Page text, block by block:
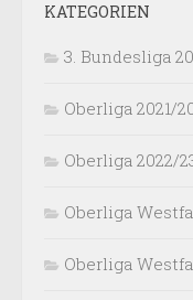
KATEGORIEN
3. Bundesliga
Oberliga 2021/
Oberliga 2022/
Oberliga
Oberliga